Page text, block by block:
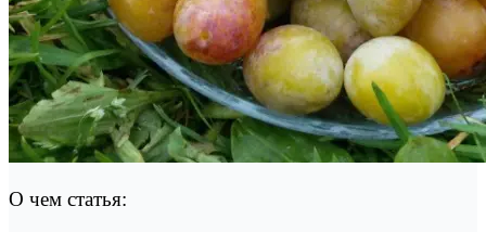
О чем статья: